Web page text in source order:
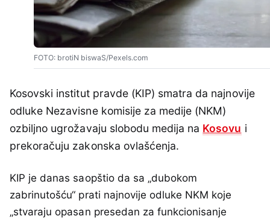
FOTO: brotiN biswaS/Pexels.com
Kosovski institut pravde (KIP) smatra da najnovije
odluke Nezavisne komisije za medije (NKM)
ozbiljno ugrožavaju slobodu medija na Kosovu i
prekoračuju zakonska ovlašćenja.
KIP je danas saopštio da sa „dubokom
zabrinutošću“ prati najnovije odluke NKM koje
„stvaraju opasan presedan za funkcionisanje